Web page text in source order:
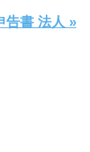
告書 法人 »